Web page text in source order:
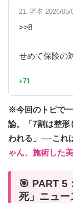
21. 匿名 2026/05/
>>8
せめて保険の
+71
※今回のトピで
論。
「7割は整
われる」 ──これ
ゃん、施術した
🎯 PART 5
死」ニュー